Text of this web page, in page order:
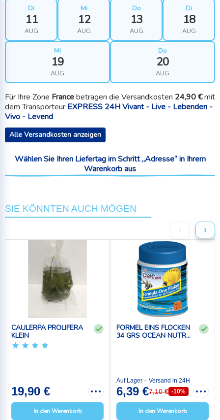
Di
11
AUG
Mi
12
AUG
Do
13
AUG
Di
18
AUG
Mi
19
AUG
Do
20
AUG
Für Ihre Zone Francebetragen die Versandkosten 24,90 €mit
dem Transporteur EXPRESS 24H Vivant - Live - Lebenden -
Vivo - Levend
Alle Versandkosten anzeigen
Wählen Sie Ihren Liefertag im Schritt „Adresse“ in Ihrem
Warenkorb aus
SIE KÖNNTEN AUCH MÖGEN
‹ ›
CAULERPA PROLIFERA
KLEIN
19,90 €
In den Warenkorb
FORMEL EINS FLOCKEN
34 GRS OCEAN NUTR...
Auf Lager – Versand in 24H
6,39 €7,10 € -10%
In den Warenkorb